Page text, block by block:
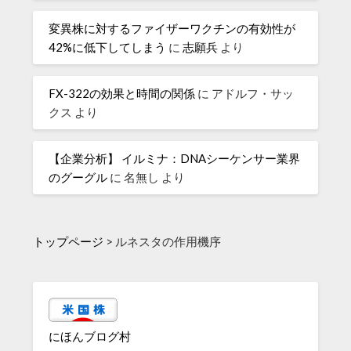
変異株に対するファイザーワクチンの有効性が
42%に低下してしまう に志願兵 より
FX-322の効果と時間の関係 に アドルフ・サッ
クス より
【企業分析】 イルミナ：DNAシーケンサー業界
のグーグル に名無し より
トップページ > ルネスタの作用機序
にほんブログ村